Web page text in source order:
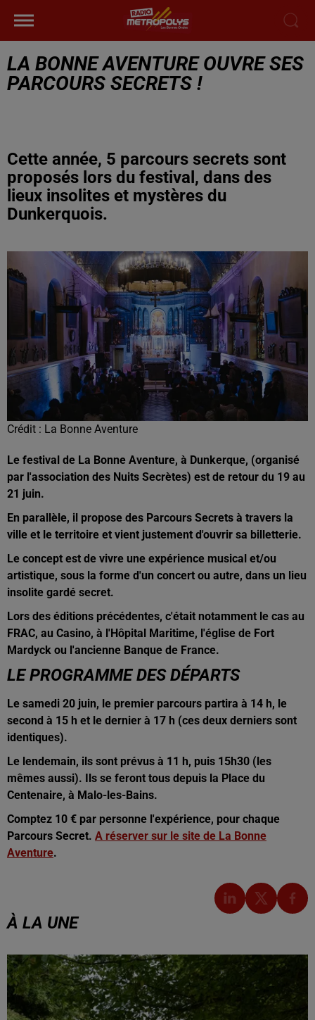
LA BONNE AVENTURE OUVRE SES
PARCOURS SECRETS !
Cette année, 5 parcours secrets sont
proposés lors du festival, dans des
lieux insolites et mystères du
Dunkerquois.
Crédit : La Bonne Aventure
Le festival de La Bonne Aventure, à Dunkerque, (organisé
par l'association des Nuits Secrètes) est de retour du 19 au
21 juin.
En parallèle, il propose des Parcours Secrets à travers la
ville et le territoire et vient justement d'ouvrir sa billetterie.
Le concept est de vivre une expérience musical et/ou
artistique, sous la forme d'un concert ou autre, dans un lieu
insolite gardé secret.
Lors des éditions précédentes, c'était notamment le cas au
FRAC, au Casino, à l'Hôpital Maritime, l'église de Fort
Mardyck ou l'ancienne Banque de France.
LE PROGRAMME DES DÉPARTS
Le samedi 20 juin, le premier parcours partira à 14 h, le
second à 15 h et le dernier à 17 h (ces deux derniers sont
identiques).
Le lendemain, ils sont prévus à 11 h, puis 15h30 (les
mêmes aussi). Ils se feront tous depuis la Place du
Centenaire, à Malo-les-Bains.
Comptez 10 € par personne l'expérience, pour chaque
Parcours Secret. A réserver sur le site de La Bonne
Aventure.
À LA UNE